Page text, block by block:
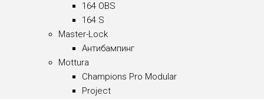
164 OBS
164 S
Master-Lock
Антибампинг
Mottura
Champions Pro Modular
Project